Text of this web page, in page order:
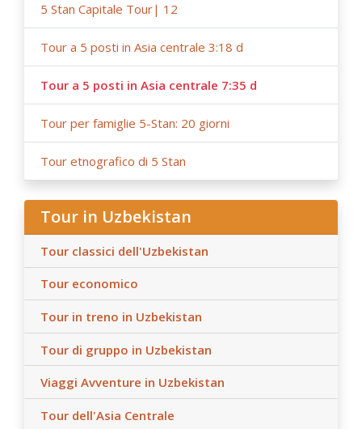
5 Stan Capitale Tour| 12
Tour a 5 posti in Asia centrale 3:18 d
Tour a 5 posti in Asia centrale 7:35 d
Tour per famiglie 5-Stan: 20 giorni
Tour etnografico di 5 Stan
Tour in Uzbekistan
Tour classici dell'Uzbekistan
Tour economico
Tour in treno in Uzbekistan
Tour di gruppo in Uzbekistan
Viaggi Avventure in Uzbekistan
Tour dell'Asia Centrale